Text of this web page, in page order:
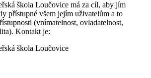
škola Loučovice má za cíl, aby jím
přístupné všem jejím uživatelům a to
(vnímatelnost, ovladatelnost,
Kontakt je:
škola Loučovice